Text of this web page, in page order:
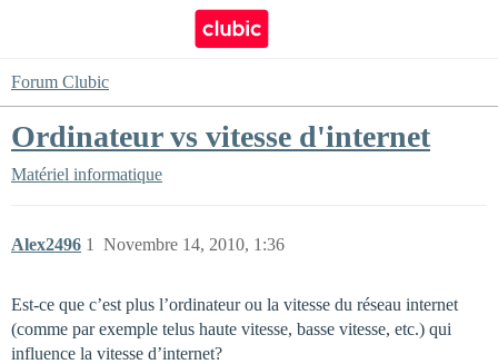
Forum Clubic
Ordinateur vs vitesse d'internet
Matériel informatique
Alex2496 Novembre 14, 2010, 1:36
1
Est-ce que c’est plus l’ordinateur ou la vitesse du réseau internet
(comme par exemple telus haute vitesse, basse vitesse, etc.) qui
influence la vitesse d’internet?